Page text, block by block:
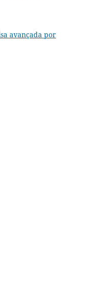
avançada por